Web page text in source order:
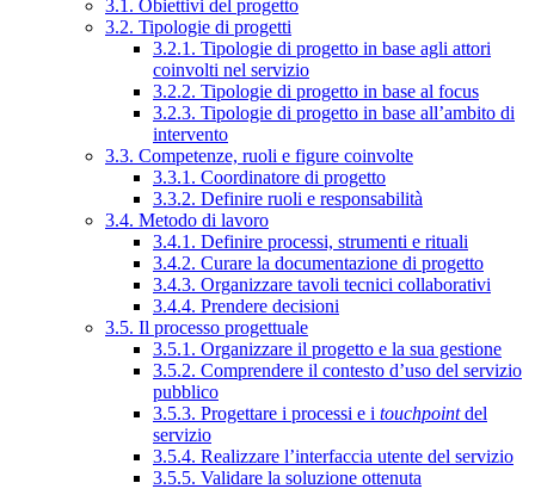
3.1. Obiettivi del progetto
3.2. Tipologie di progetti
3.2.1. Tipologie di progetto in base agli attori
coinvolti nel servizio
3.2.2. Tipologie di progetto in base al focus
3.2.3. Tipologie di progetto in base all’ambito di
intervento
3.3. Competenze, ruoli e figure coinvolte
3.3.1. Coordinatore di progetto
3.3.2. Definire ruoli e responsabilità
3.4. Metodo di lavoro
3.4.1. Definire processi, strumenti e rituali
3.4.2. Curare la documentazione di progetto
3.4.3. Organizzare tavoli tecnici collaborativi
3.4.4. Prendere decisioni
3.5. Il processo progettuale
3.5.1. Organizzare il progetto e la sua gestione
3.5.2. Comprendere il contesto d’uso del servizio
pubblico
3.5.3. Progettare i processi e i touchpointdel
servizio
3.5.4. Realizzare l’interfaccia utente del servizio
3.5.5. Validare la soluzione ottenuta